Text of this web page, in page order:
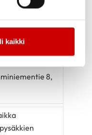
kaikki
Cafe &
1a, 00210
8,